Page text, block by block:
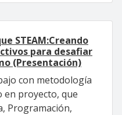
STEAM:Creando
para desafiar
(Presentación)
con metodología
en proyecto, que
Programación,